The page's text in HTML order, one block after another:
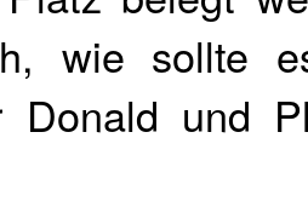
wie sollte
Donald und